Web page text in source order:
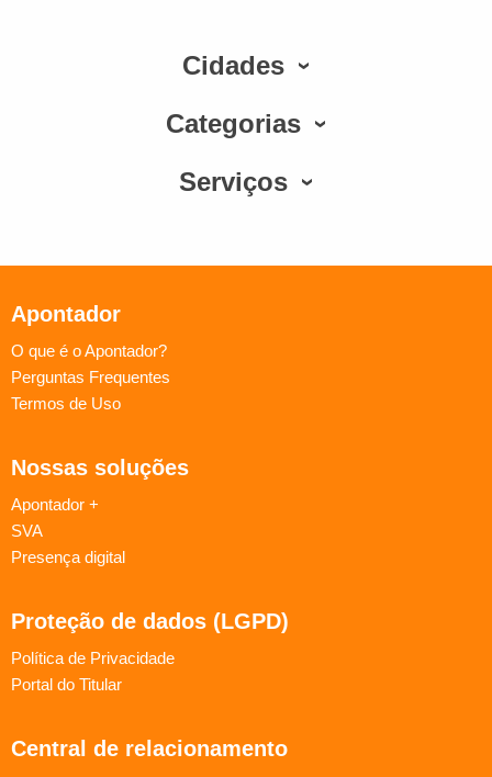
Cidades
Categorias
Serviços
Apontador
O que é o Apontador?
Perguntas Frequentes
Termos de Uso
Nossas soluções
Apontador +
SVA
Presença digital
Proteção de dados (LGPD)
Política de Privacidade
Portal do Titular
Central de relacionamento